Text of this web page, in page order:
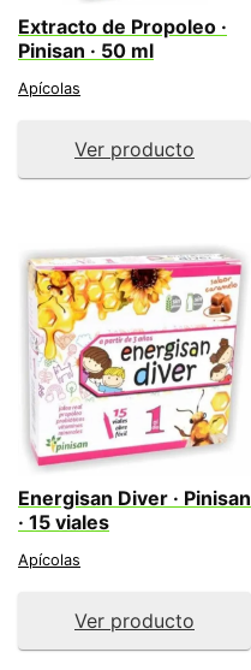
Extracto de Propoleo ·
Pinisan · 50 ml
Apícolas
Ver producto
Energisan Diver · Pinisan
· 15 viales
Apícolas
Ver producto